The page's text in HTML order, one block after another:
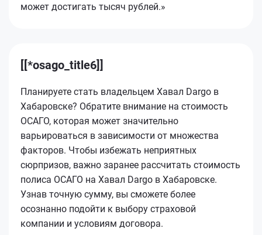
может достигать тысяч рублей.»
[[*osago_title6]]
Планируете стать владельцем Хавал Dargo в
Хабаровске? Обратите внимание на стоимость
ОСАГО, которая может значительно
варьироваться в зависимости от множества
факторов. Чтобы избежать неприятных
сюрпризов, важно заранее рассчитать стоимость
полиса ОСАГО на Хавал Dargo в Хабаровске.
Узнав точную сумму, вы сможете более
осознанно подойти к выбору страховой
компании и условиям договора.